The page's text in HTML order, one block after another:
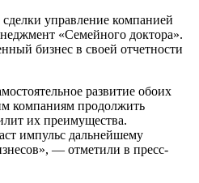
управление компанией
«Семейного доктора».
бизнес в своей отчетности
развитие обоих
компаниям продолжить
их преимущества.
импульс дальнейшему
— отметили в пресс-